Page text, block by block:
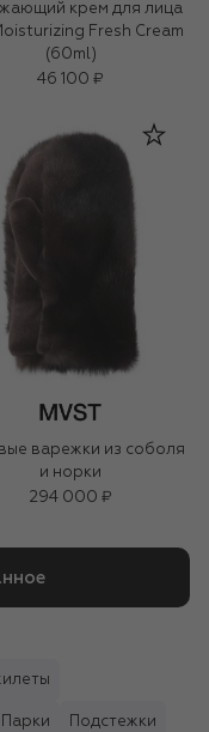
крем для лица
Fresh Cream
(60ml)
46 100 ₽
варежки из соболя
и норки
294 000 ₽
Парки Подстежки